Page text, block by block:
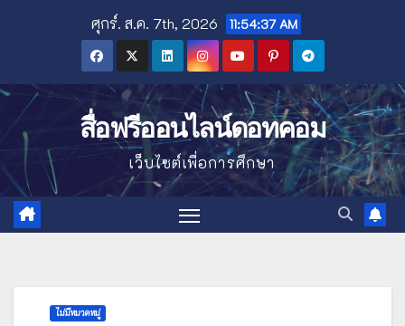
ศุกร์. ส.ค. 7th, 2026 11:54:38 AM
สื่อฟรีออนไลน์ดอทคอม
เว็บไซต์เพื่อการศึกษา
ไม่มีหมวดหมู่